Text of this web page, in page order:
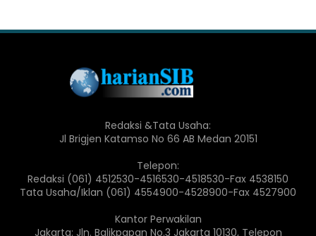
Redaksi &Tata Usaha:
Jl Brigjen Katamso No 66 AB Medan 20151
Telepon:
Redaksi (061) 4512530-4516530-4518530-Fax 4538150
Tata Usaha/Iklan (061) 4554900-4528900-Fax 4527900
Kantor Perwakilan
Jakarta: Jln. Balikpapan No.3 Jakarta 10130, Telepon